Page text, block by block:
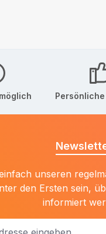
unseren
den Ersten sein,
informiert